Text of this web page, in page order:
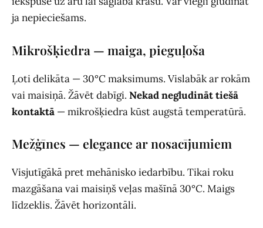
ja nepieciešams.
Mikrošķiedra — maiga, pieguļoša
Ļoti delikāta — 30°C maksimums. Vislabāk ar rokām
vai maisiņā. Žāvēt dabīgi. Nekad negludināt tiešā
kontaktā — mikrošķiedra kūst augstā temperatūrā.
Mežģīnes — elegance ar nosacījumiem
Visjutīgākā pret mehānisko iedarbību. Tikai roku
mazgāšana vai maisiņš veļas mašīnā 30°C. Maigs
līdzeklis. Žāvēt horizontāli.